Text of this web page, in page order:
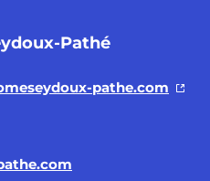
Pathé
pathe.com